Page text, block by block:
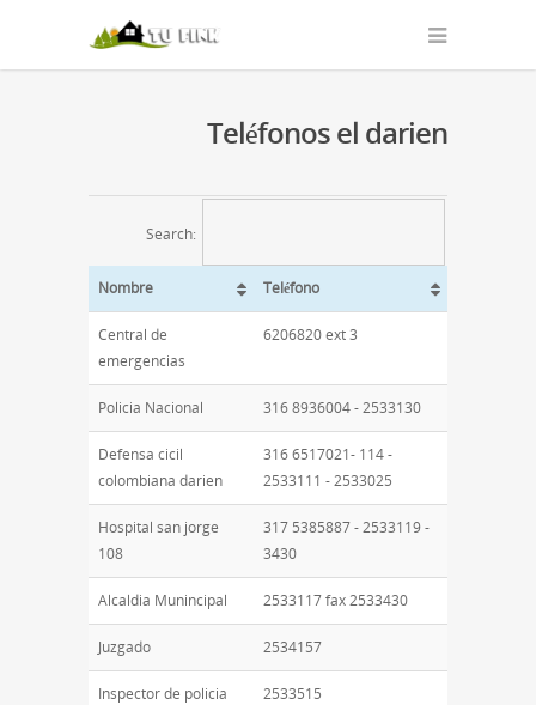
Teléfonos el darien
Search:
Nombre Teléfono
Central de
emergencias
6206820 ext 3
Policia Nacional 316 8936004 - 2533130
Defensa cicil
colombiana darien
316 6517021- 114 -
2533111 - 2533025
Hospital san jorge
108
317 5385887 - 2533119 -
3430
Alcaldia Munincipal 2533117 fax 2533430
Juzgado 2534157
Inspector de policia 2533515